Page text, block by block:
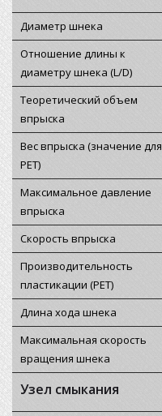
Диаметр шнека
Отношение длины к
диаметру шнека (L/D)
Теоретический объем
впрыска
Вес впрыска (значение для
PET)
Максимальное давление
впрыска
Скорость впрыска
Производительность
пластикации (PET)
Длина хода шнека
Максимальная скорость
вращения шнека
Узел смыкания